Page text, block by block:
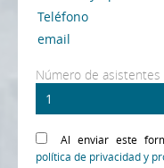
Número de asistentes
Al enviar este
política de privacidad y